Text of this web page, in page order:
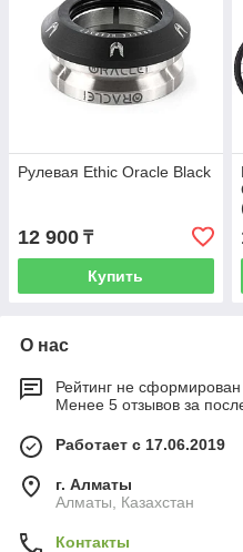
Рулевая Ethic Oracle Black
12 900 ₸
Купить
О нас
Рейтинг не сформирован
Менее 5 отзывов за
Работает с 17.06.2019
г. Алматы
Алматы, Казахстан
Контакты